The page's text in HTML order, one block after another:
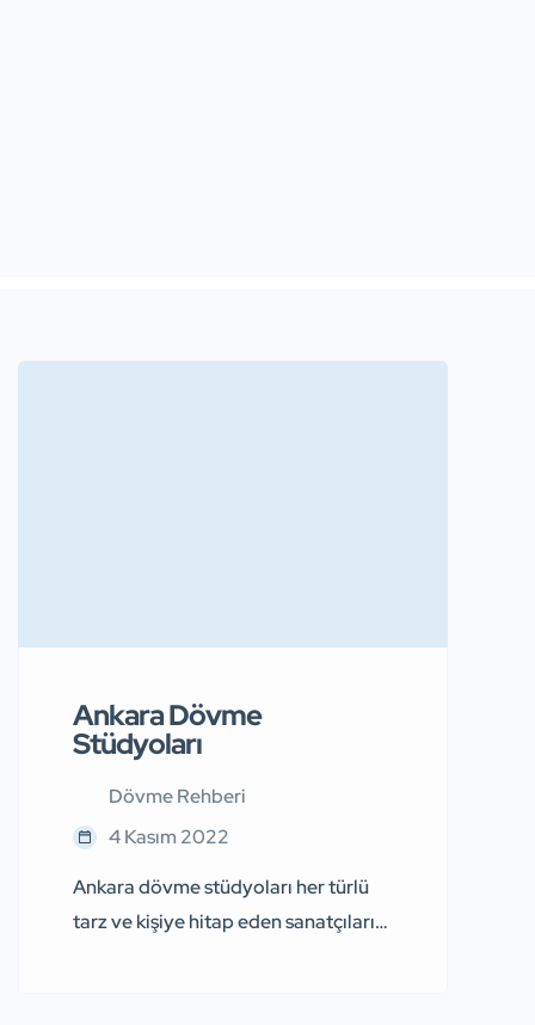
Ankara Dövme
Stüdyoları
Dövme Rehberi
4 Kasım 2022
Ankara dövme stüdyoları her türlü
tarz ve kişiye hitap eden sanatçıların